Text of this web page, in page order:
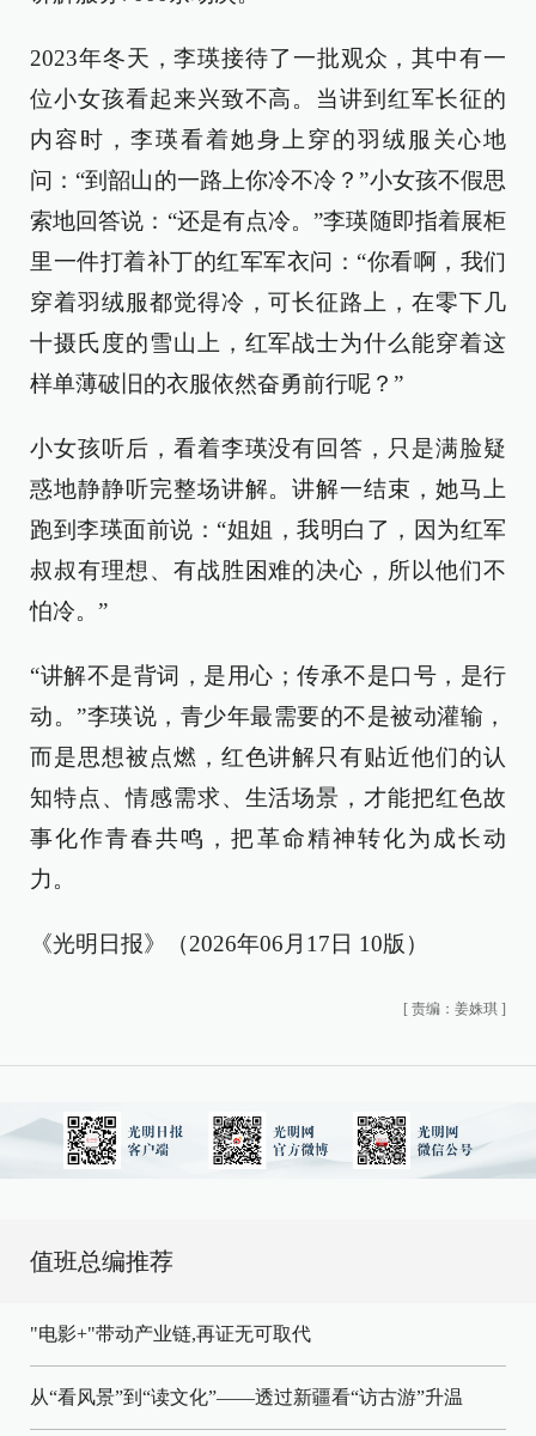
2023年冬天，李瑛接待了一批观众，其中有一
位小女孩看起来兴致不高。当讲到红军长征的
内容时，李瑛看着她身上穿的羽绒服关心地
问：“到韶山的一路上你冷不冷？”小女孩不假思
索地回答说：“还是有点冷。”李瑛随即指着展柜
里一件打着补丁的红军军衣问：“你看啊，我们
穿着羽绒服都觉得冷，可长征路上，在零下几
十摄氏度的雪山上，红军战士为什么能穿着这
样单薄破旧的衣服依然奋勇前行呢？”
小女孩听后，看着李瑛没有回答，只是满脸疑
惑地静静听完整场讲解。讲解一结束，她马上
跑到李瑛面前说：“姐姐，我明白了，因为红军
叔叔有理想、有战胜困难的决心，所以他们不
怕冷。”
“讲解不是背词，是用心；传承不是口号，是行
动。”李瑛说，青少年最需要的不是被动灌输，
而是思想被点燃，红色讲解只有贴近他们的认
知特点、情感需求、生活场景，才能把红色故
事化作青春共鸣，把革命精神转化为成长动
力。
《光明日报》（2026年06月17日 10版）
[ 责编：姜姝琪 ]
值班总编推荐
"电影+"带动产业链,再证无可取代
从“看风景”到“读文化”——透过新疆看“访古游”升温